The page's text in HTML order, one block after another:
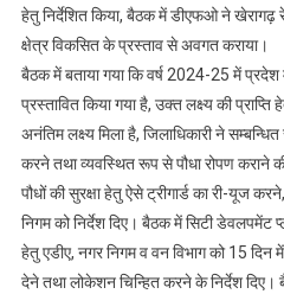
हेतु निर्देशित किया, बैठक में डीएफओ ने खेरागढ़
क्षेत्र विकसित के प्रस्ताव से अवगत कराया।
बैठक में बताया गया कि वर्ष 2024-25 में प्रदेश
प्रस्तावित किया गया है, उक्त लक्ष्य की
अनंतिम लक्ष्य मिला है, जिलाधिकारी ने
करने तथा व्यवस्थित रूप से पौधा रोपण कराने
पौधों की सुरक्षा हेतु ऐसे ट्रीगार्ड का री-यूज
निगम को निर्देश दिए। बैठक में सिटी डेवलपमेंट
हेतु एडीए, नगर निगम व वन विभाग को 15 दिन
देने तथा लोकेशन चिन्हित करने के निर्देश दिए।